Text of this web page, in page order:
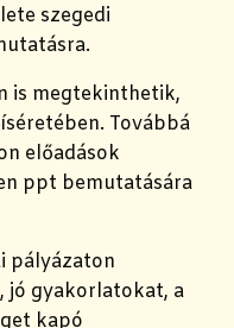
szegedi
is megtekinthetik,
Továbbá
előadások
ppt bemutatására
pályázaton
gyakorlatokat, a
kapó